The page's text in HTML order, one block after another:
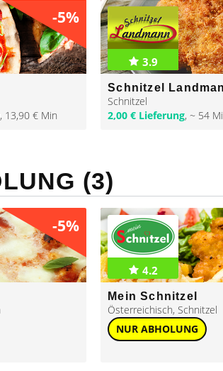
-5%
, 13,90 € Min
3.9
Schnitzel
Schnitzel
2,00 € Lieferung,~ 54
(3)
-5%
4.2
Mein Schnitzel
Österreichisch,Schnitzel
NUR ABHOLUNG